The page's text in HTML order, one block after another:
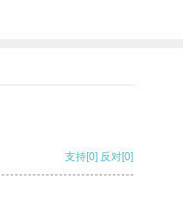
支持[0] 反对[0]